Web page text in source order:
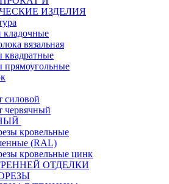
ИЗДЕЛИЯ
кладочные
вязальная
квадратные
прямоугольные
силовой
червячный
кровельные
(RAL)
кровельные цинк
ОТДЕЛКИ